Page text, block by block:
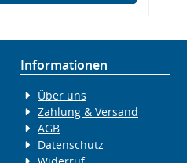
Informationen
Über uns
Zahlung & Versand
AGB
Datenschutz